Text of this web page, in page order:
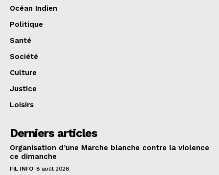
Océan Indien
Politique
Santé
Société
Culture
Justice
Loisirs
Derniers articles
Organisation d’une Marche blanche contre la violence
ce dimanche
FIL INFO 8 août 2026